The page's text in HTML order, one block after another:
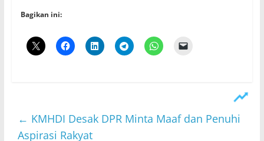
Bagikan ini:
← KMHDI Desak DPR Minta Maaf dan Penuhi
Aspirasi Rakyat